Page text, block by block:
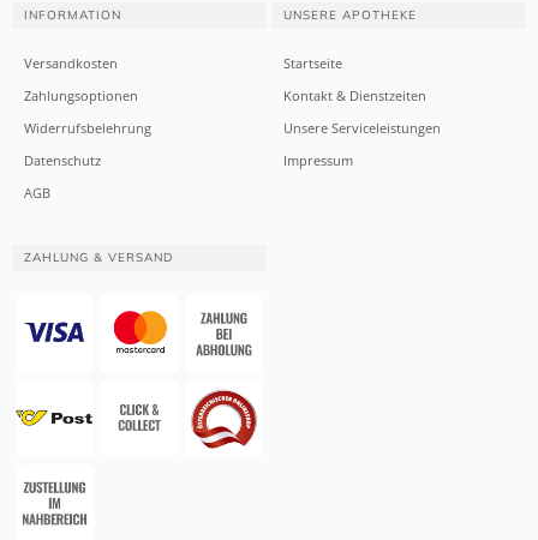
INFORMATION
Versandkosten
Zahlungsoptionen
Widerrufsbelehrung
Datenschutz
AGB
UNSERE APOTHEKE
Startseite
Kontakt & Dienstzeiten
Unsere Serviceleistungen
Impressum
ZAHLUNG & VERSAND